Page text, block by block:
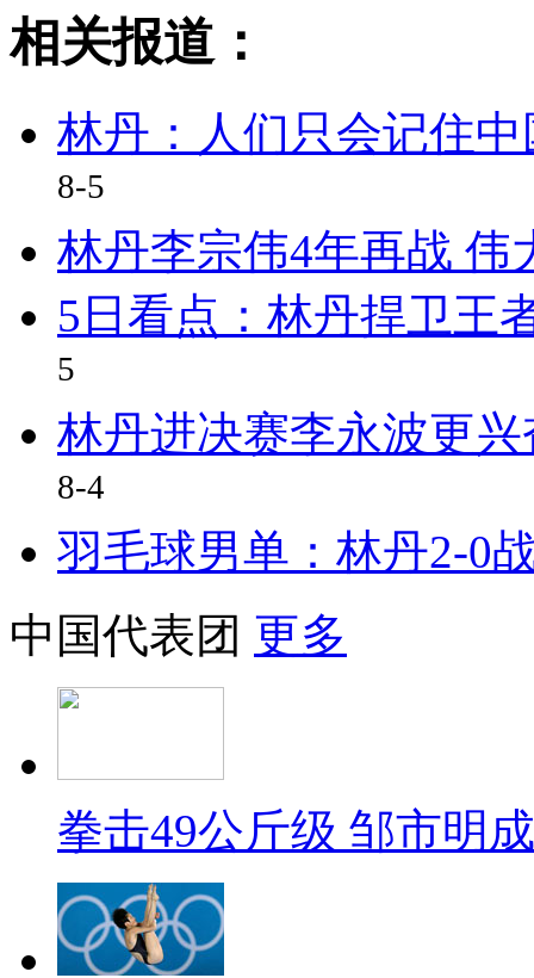
相关报道：
林丹：人们只会记住
8-5
林丹李宗伟4年再战 伟
5日看点：林丹捍卫王
5
林丹进决赛李永波更
8-4
羽毛球男单：林丹2-0
中国代表团 更多
拳击49公斤级 邹市明